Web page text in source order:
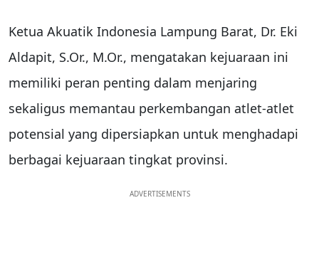
Ketua Akuatik Indonesia Lampung Barat, Dr. Eki
Aldapit, S.Or., M.Or., mengatakan kejuaraan ini
memiliki peran penting dalam menjaring
sekaligus memantau perkembangan atlet-atlet
potensial yang dipersiapkan untuk menghadapi
berbagai kejuaraan tingkat provinsi.
ADVERTISEMENTS